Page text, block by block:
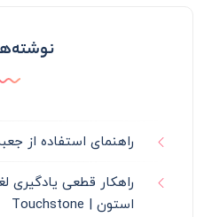
راهنمای استفاده از
راهکار قطعی
استون | Touchstone